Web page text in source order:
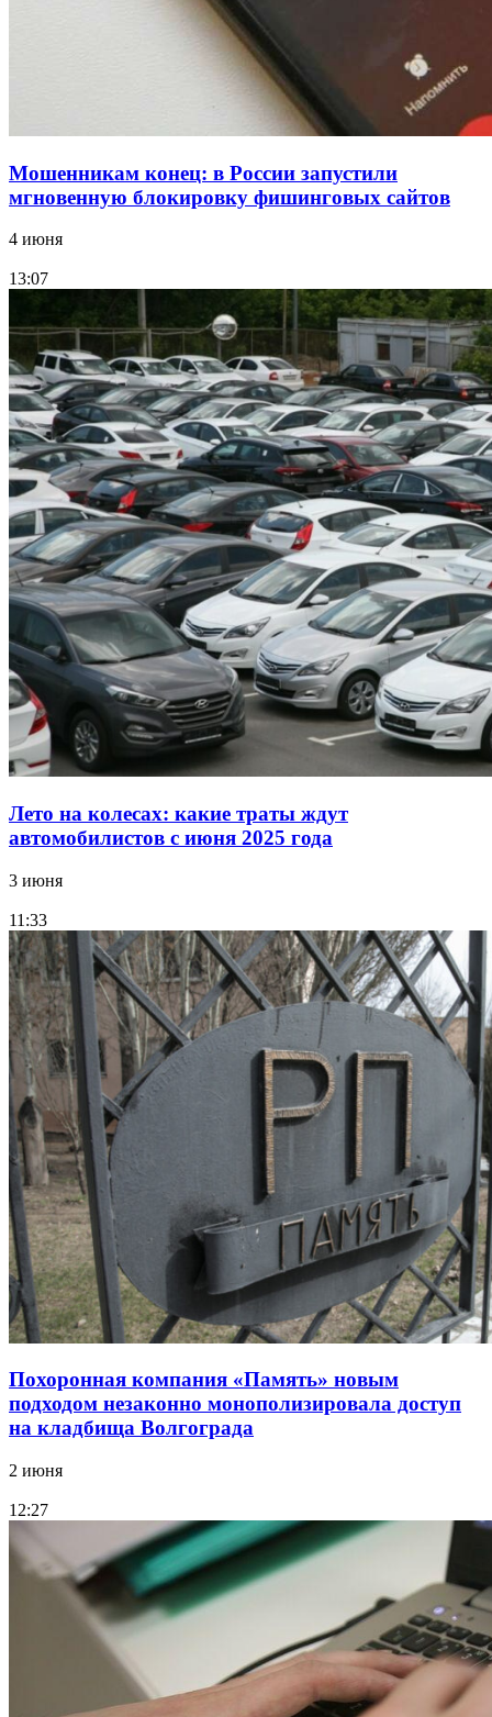
Мошенникам конец: в России запустили
мгновенную блокировку фишинговых сайтов
4 июня
13:07
Лето на колесах: какие траты ждут
автомобилистов с июня 2025 года
3 июня
11:33
Похоронная компания «Память» новым
подходом незаконно монополизировала доступ
на кладбища Волгограда
2 июня
12:27